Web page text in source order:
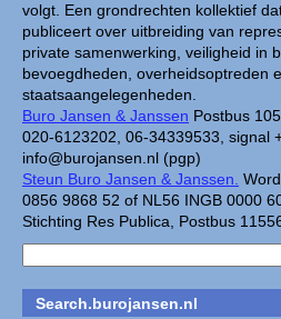
volgt. Een grondrechten kollektief
publiceert over uitbreiding van
private samenwerking, veiligheid in
bevoegdheden, overheidsoptreden
staatsaangelegenheden.
Buro Jansen & Janssen Postbus
020-6123202, 06-34339533, signal
info@burojansen.nl (pgp)
Steun Buro Jansen & Janssen.
0856 9868 52 of NL56 INGB 0000
Stichting Res Publica, Postbus
Search.burojansen.nl